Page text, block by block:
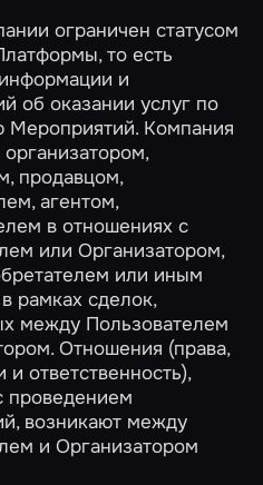
ограничен статусом
то есть
и
об оказании услуг по
Мероприятий. Компания
организатором,
продавцом,
агентом,
в отношениях с
или Организатором,
или иным
рамках сделок,
между Пользователем
Отношения (права,
и ответственность),
проведением
возникают между
и Организатором